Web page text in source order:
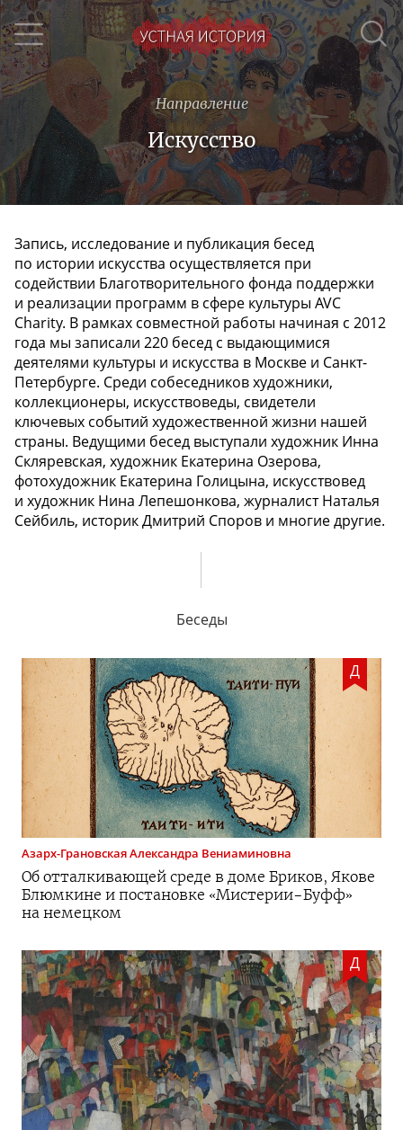
Направление
Искусство
Запись, исследование и публикация бесед
по истории искусства осуществляется при
содействии Благотворительного фонда поддержки
и реализации программ в сфере культуры AVC
Charity. В рамках совместной работы начиная с 2012
года мы записали 220 бесед с выдающимися
деятелями культуры и искусства в Москве и Санкт-
Петербурге. Среди собеседников художники,
коллекционеры, искусствоведы, свидетели
ключевых событий художественной жизни нашей
страны. Ведущими бесед выступали художник Инна
Скляревская, художник Екатерина Озерова,
фотохудожник Екатерина Голицына, искусствовед
и художник Нина Лепешонкова, журналист Наталья
Сейбиль, историк Дмитрий Споров и многие другие.
Беседы
Д
Азарх-ГрановскаяАлександра Вениаминовна
Об отталкивающей среде в доме Бриков, Якове
Блюмкине и постановке «Мистерии-Буфф»
на немецком
Д